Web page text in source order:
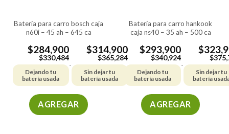
página
de
producto
página
de
producto
batería para carro bosch caja
n60i – 45 ah – 645 ca
$284,900
$330,484
Dejando tu
batería usada
-
$314,900
$365,284
Sin dejar tu
batería usada
AGREGAR
batería para carro hankook
caja ns40 – 35 ah – 500 ca
$293,900
$340,924
Dejando tu
batería usada
-
$
$
Sin dejar tu
batería
AGREGAR